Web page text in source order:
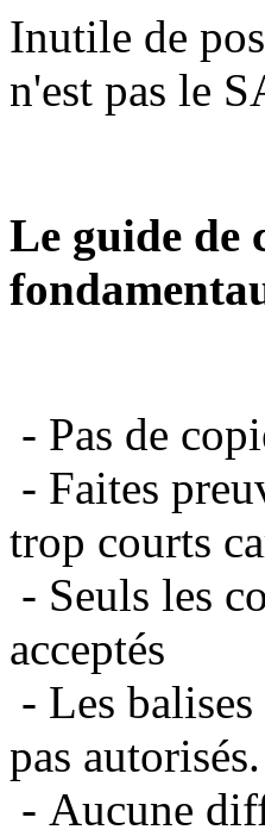
Inutile de
n'est pas le
Le guide de
- Pas de
- Faites
trop courts
- Seuls les
acceptés
- Les
pas autorisés.
- Aucune